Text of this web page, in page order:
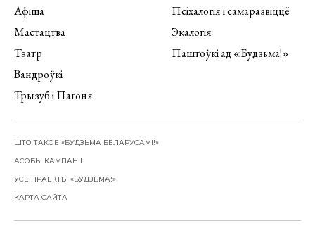
Афіша
Мастацтва
Тэатр
Вандроўкі
Трызуб і Пагоня
Псіхалогія і самаразвіццё
Экалогія
Паштоўкі ад «Будзьма!»
ШТО ТАКОЕ «БУДЗЬМА БЕЛАРУСАМІ!»
АСОБЫ КАМПАНІІ
УСЕ ПРАЕКТЫ «БУДЗЬМА!»
КАРТА САЙТА